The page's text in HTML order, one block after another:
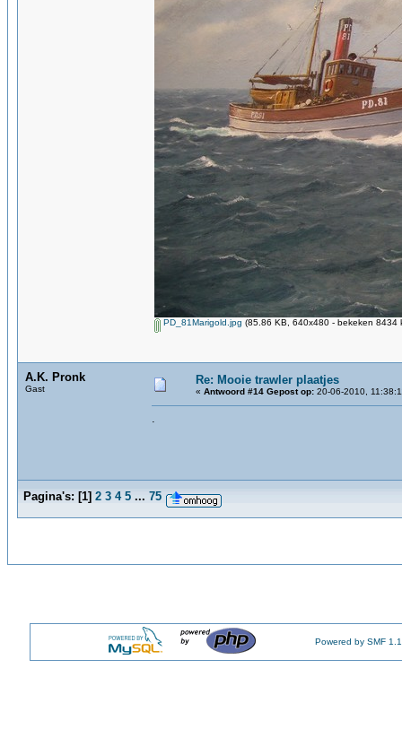
PD_81Marigold.jpg (85.86 KB, 640x480 - bekeken 8434
A.K. Pronk
Gast
Re: Mooie trawler plaatjes
« Antwoord #14 Gepost op: 20-06-2010,
.
Pagina's: [1] 2 3 4 5 ... 75
Powered by SMF